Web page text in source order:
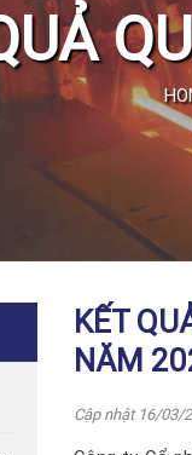
KẾT
NĂM
Cập nhật 16/03/